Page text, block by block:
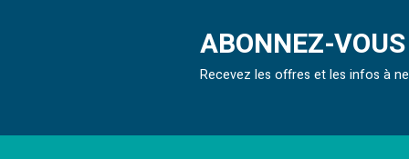
ABONNEZ-
Recevez les offres et les infos à